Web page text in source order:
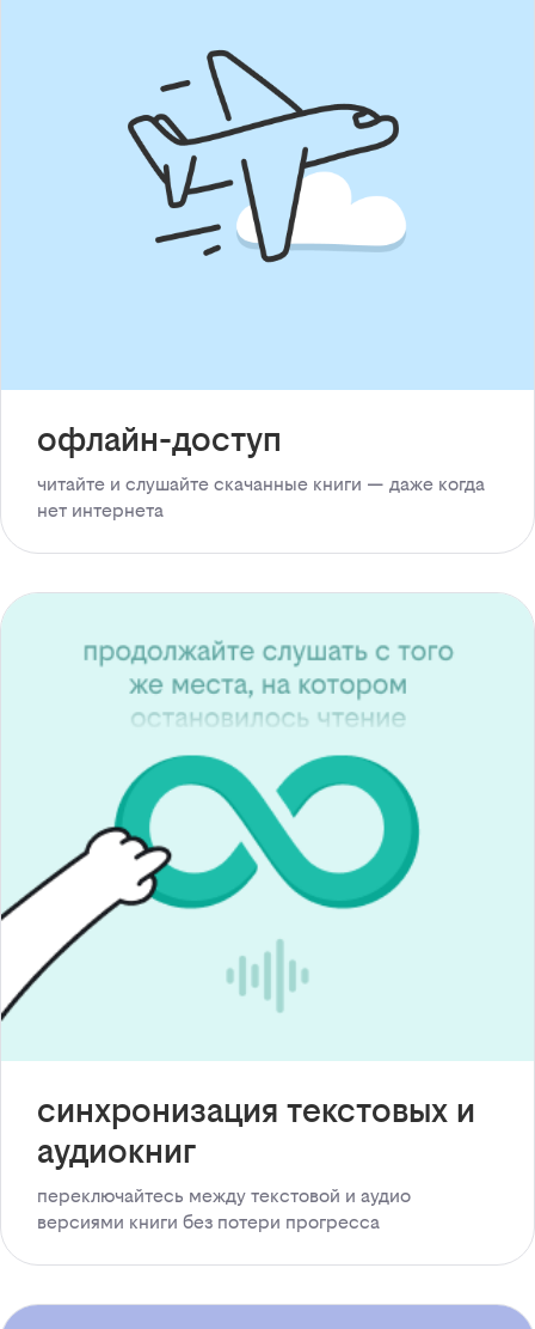
офлайн-доступ
читайте и слушайте скачанные книги — даже когда
нет интернета
синхронизация текстовых и
аудиокниг
переключайтесь между текстовой и аудио
версиями книги без потери прогресса